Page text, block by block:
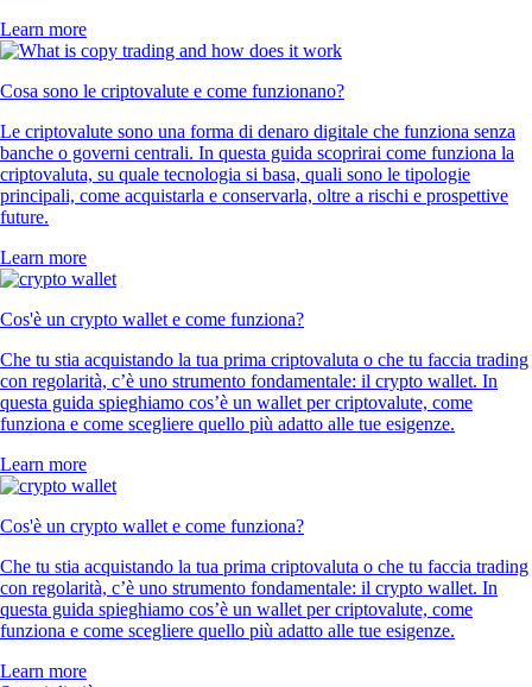
Learn more
Cosa sono le criptovalute e come funzionano?
Le criptovalute sono una forma di denaro digitale che funziona senza
banche o governi centrali. In questa guida scoprirai come funziona la
criptovaluta, su quale tecnologia si basa, quali sono le tipologie
principali, come acquistarla e conservarla, oltre a rischi e prospettive
future.
Learn more
Cos'è un crypto wallet e come funziona?
Che tu stia acquistando la tua prima criptovaluta o che tu faccia trading
con regolarità, c’è uno strumento fondamentale: il crypto wallet. In
questa guida spieghiamo cos’è un wallet per criptovalute, come
funziona e come scegliere quello più adatto alle tue esigenze.
Learn more
Cos'è un crypto wallet e come funziona?
Che tu stia acquistando la tua prima criptovaluta o che tu faccia trading
con regolarità, c’è uno strumento fondamentale: il crypto wallet. In
questa guida spieghiamo cos’è un wallet per criptovalute, come
funziona e come scegliere quello più adatto alle tue esigenze.
Learn more